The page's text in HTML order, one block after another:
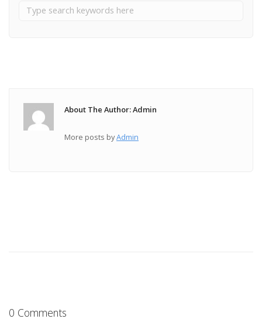
About The Author: Admin
More posts byAdmin
0 Comments